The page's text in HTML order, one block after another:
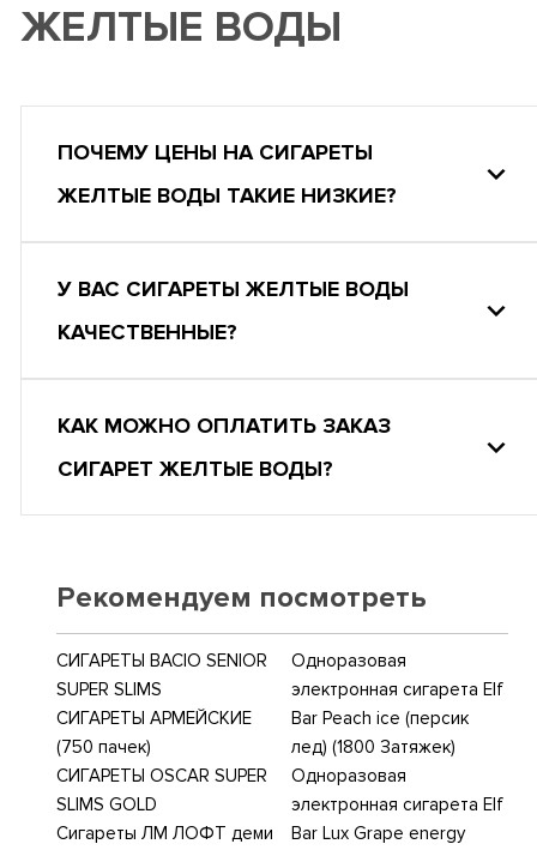
ЖЕЛТЫЕ ВОДЫ
ПОЧЕМУ ЦЕНЫ НА СИГАРЕТЫ
ЖЕЛТЫЕ ВОДЫ ТАКИЕ НИЗКИЕ?
У ВАС СИГАРЕТЫ ЖЕЛТЫЕ ВОДЫ
КАЧЕСТВЕННЫЕ?
КАК МОЖНО ОПЛАТИТЬ ЗАКАЗ
СИГАРЕТ ЖЕЛТЫЕ ВОДЫ?
Рекомендуем посмотреть
СИГАРЕТЫ BACIO SENIOR
SUPER SLIMS
СИГАРЕТЫ АРМЕЙСКИЕ
(750 пачек)
СИГАРЕТЫ OSCAR SUPER
SLIMS GOLD
Сигареты ЛМ ЛОФТ деми
Одноразовая
электронная сигарета Elf
Bar Peach ice (персик
лед) (1800 Затяжек)
Одноразовая
электронная сигарета Elf
Bar Lux Grape energy